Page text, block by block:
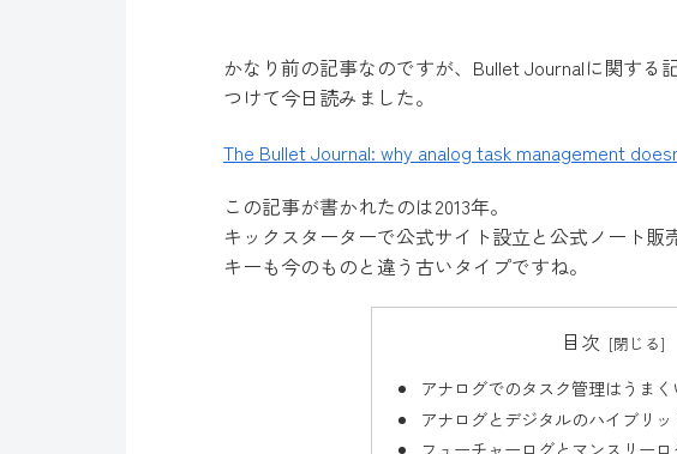
かなり前の記事なのですが、Bullet Journalに関す
つけて今日読みました。
The Bullet Journal: why analog task management
この記事が書かれたのは2013年。
キックスターターで公式サイト設立と公式ノート販
キーも今のものと違う古いタイプですね。
目次
アナログでのタスク管理はうま
アナログとデジタルのハイブリ